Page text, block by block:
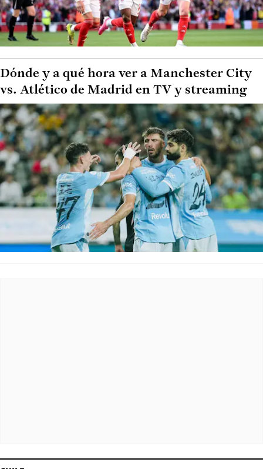
Dónde y a qué hora ver a Manchester City
vs. Atlético de Madrid en TV y streaming